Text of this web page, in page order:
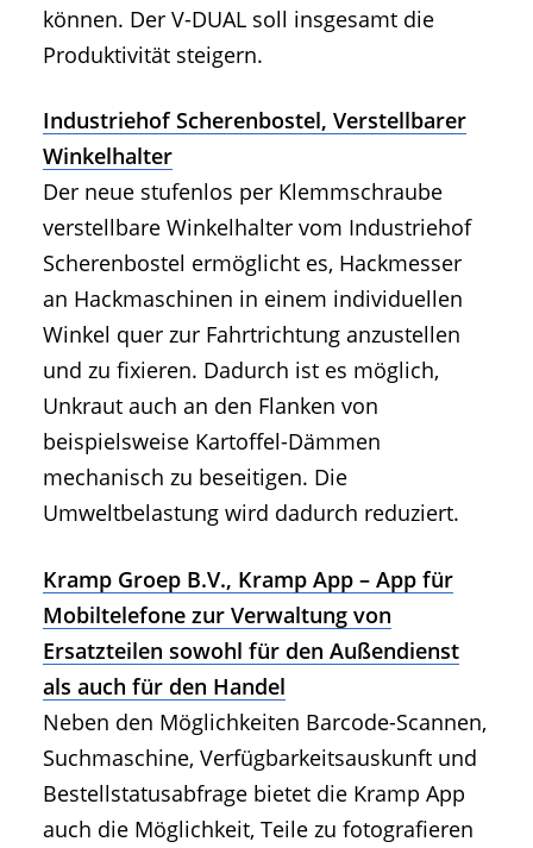
können. Der V-DUAL soll insgesamt die
Produktivität steigern.
Industriehof Scherenbostel, Verstellbarer
Winkelhalter
Der neue stufenlos per Klemmschraube
verstellbare Winkelhalter vom Industriehof
Scherenbostel ermöglicht es, Hackmesser
an Hackmaschinen in einem individuellen
Winkel quer zur Fahrtrichtung anzustellen
und zu fixieren. Dadurch ist es möglich,
Unkraut auch an den Flanken von
beispielsweise Kartoffel-Dämmen
mechanisch zu beseitigen. Die
Umweltbelastung wird dadurch reduziert.
Kramp Groep B.V., Kramp App – App für
Mobiltelefone zur Verwaltung von
Ersatzteilen sowohl für den Außendienst
als auch für den Handel
Neben den Möglichkeiten Barcode-Scannen,
Suchmaschine, Verfügbarkeitsauskunft und
Bestellstatusabfrage bietet die Kramp App
auch die Möglichkeit, Teile zu fotografieren